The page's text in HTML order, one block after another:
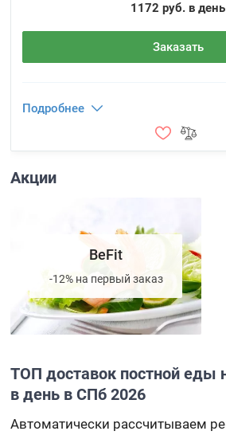
1172 руб. в день
Заказать
Подробнее
Акции
BeFit
-12% на первый заказ
ТОП доставок постной еды
в день в СПб 2026
Автоматически рассчитываем